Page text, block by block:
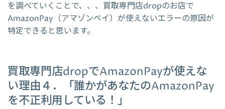
を調べていくことで、、、買取専門店dropのお店で
AmazonPay（アマゾンペイ）が使えないエラーの原因が
特定できると思います。
買取専門店dropでAmazonPayが使えな
い理由４．「誰かがあなたのAmazonPay
を不正利用している！」